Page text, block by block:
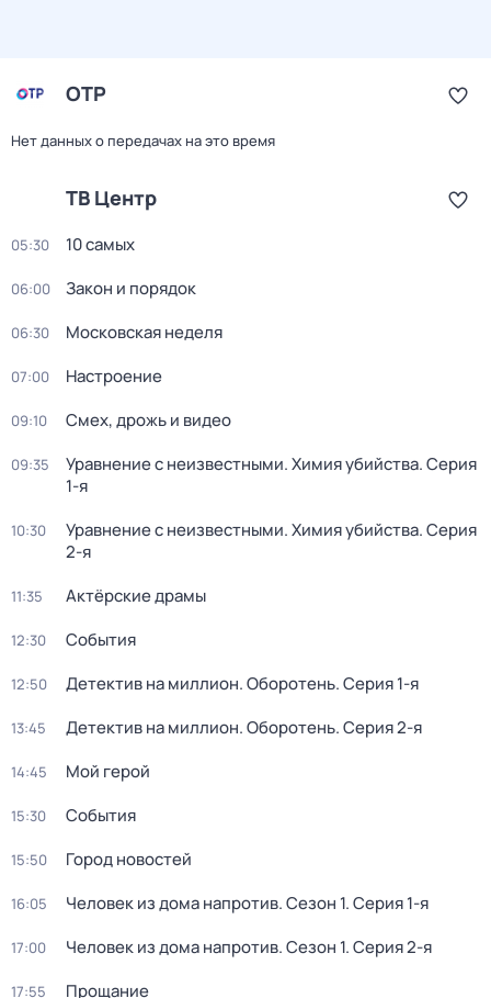
ОТР
Нет данных о передачах на это время
ТВ Центр
05:30 10 самых
06:00 Закон и порядок
06:30 Московская неделя
07:00 Настроение
09:10 Смех, дрожь и видео
09:35 Уравнение с неизвестными. Химия убийства. Серия
1-я
10:30 Уравнение с неизвестными. Химия убийства. Серия
2-я
11:35 Актёрские драмы
12:30 События
12:50 Детектив на миллион. Оборотень. Серия 1-я
13:45 Детектив на миллион. Оборотень. Серия 2-я
14:45 Мой герой
15:30 События
15:50 Город новостей
16:05 Человек из дома напротив. Сезон 1. Серия 1-я
17:00 Человек из дома напротив. Сезон 1. Серия 2-я
17:55 Прощание